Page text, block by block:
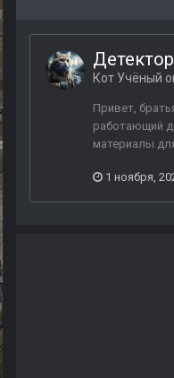
Детектор
Кот Учёный
Привет,
работающий
материалы
1 ноября,